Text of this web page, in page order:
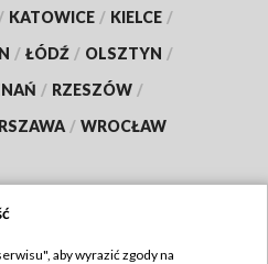
/ KATOWICE / KIELCE /
/ ŁÓDŹ / OLSZTYN /
/ RZESZÓW /
/ WROCŁAW
aby wyrazić zgody na